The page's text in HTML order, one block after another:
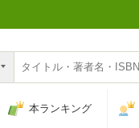
本ランキング